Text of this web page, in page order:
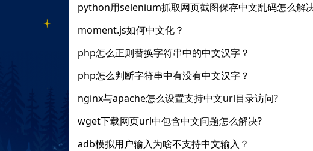
python用selenium抓取网页截图保存中文乱码怎么解
moment.js如何中文化？
php怎么正则替换字符串中的中文汉字？
php怎么判断字符串中有没有中文汉字？
nginx与apache怎么设置支持中文url目录访问?
wget下载网页url中包含中文问题怎么解决?
adb模拟用户输入为啥不支持中文输入？